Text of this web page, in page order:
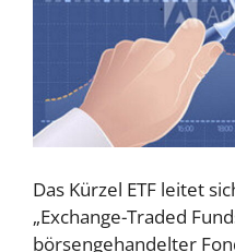
Das Kürzel ETF leitet
„Exchange-Traded
börsengehandelter